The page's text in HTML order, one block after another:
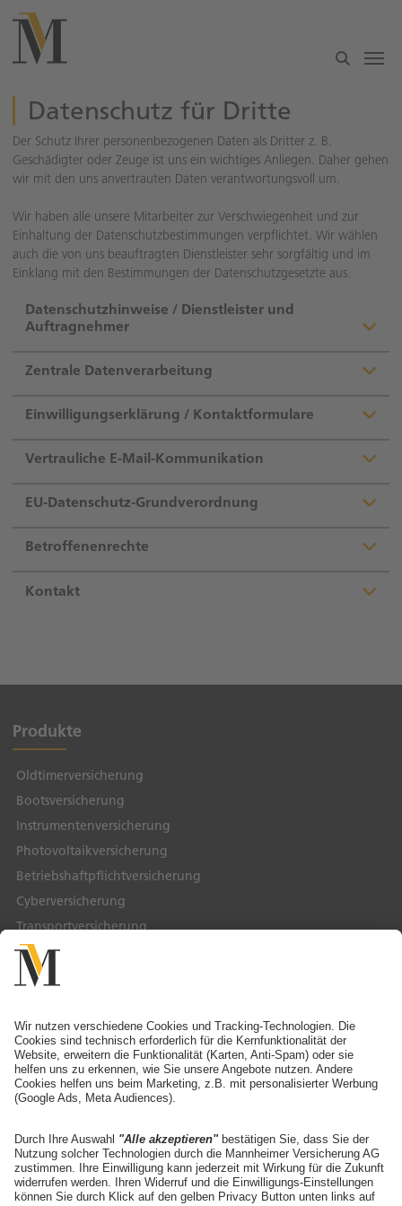
Zum Hauptinhalt springen
Datenschutz für Dritte
Der Schutz Ihrer personenbezogenen Daten als Dritter z. B.
Geschädigter oder Zeuge ist uns ein wichtiges Anliegen. Daher gehen
wir mit den uns anvertrauten Daten verantwortungsvoll um.
Wir haben alle unsere Mitarbeiter zur Verschwiegenheit und zur
Einhaltung der Datenschutzbestimmungen verpflichtet. Wir wählen
auch die von uns beauftragten Dienstleister sehr sorgfältig und im
Einklang mit den Bestimmungen der Datenschutzgesetzte aus.
Datenschutzhinweise / Dienstleister und
Auftragnehmer
Zentrale Datenverarbeitung
Einwilligungserklärung / Kontaktformulare
Vertrauliche E-Mail-Kommunikation
EU-Datenschutz-Grundverordnung
Betroffenenrechte
Kontakt
Produkte
Oldtimerversicherung
Bootsversicherung
Instrumentenversicherung
Photovoltaikversicherung
Betriebshaftpflichtversicherung
Cyberversicherung
Transportversicherung
Service & Kontakt
Ansprechpartner finden
Schaden melden
Adresse ändern
Die Mannheimer
Unternehmen